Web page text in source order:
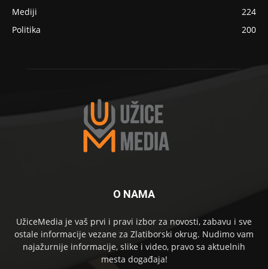
Mediji
224
Politika
200
O NAMA
UžiceMedia je vaš prvi i pravi izbor za novosti, zabavu i sve
ostale informacije vezane za Zlatiborski okrug. Nudimo vam
najažurnije informacije, slike i video, pravo sa aktuelnih
mesta događaja!